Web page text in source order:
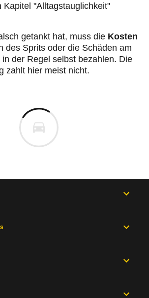
Kapitel "Alltagstauglichkeit"
getankt hat, muss die Kosten
des Sprits oder die Schäden am
der Regel selbst bezahlen. Die
zahlt hier meist nicht.